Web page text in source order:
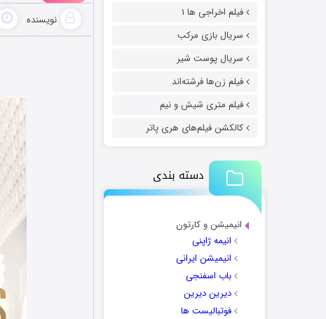
فیلم اخراجی ها ۱
سریال بازی مرکب
سریال پوست شیر
فیلم زن‌ها فرشته‌اند
فیلم متری شیش و نیم
کالکشن فیلم‌های هری پاتر
دسته بندی
انیمیشن و کارتون
انیمه ژاپنی
انیمیشن ایرانی
باب اسفنجی
دیرین دیرین
فوتبالیست ها
نویسنده